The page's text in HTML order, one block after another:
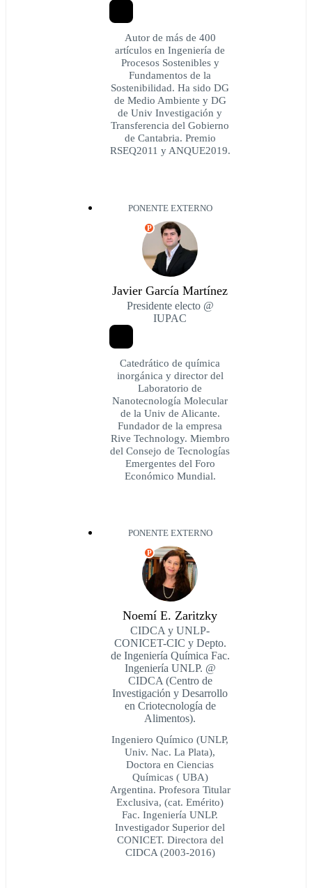
Autor de más de 400
artículos en Ingeniería de
Procesos Sostenibles y
Fundamentos de la
Sostenibilidad. Ha sido DG
de Medio Ambiente y DG
de Univ Investigación y
Transferencia del Gobierno
de Cantabria. Premio
RSEQ2011 y ANQUE2019.
PONENTE EXTERNO
P
Javier García Martínez
Presidente electo @
IUPAC
Catedrático de química
inorgánica y director del
Laboratorio de
Nanotecnología Molecular
de la Univ de Alicante.
Fundador de la empresa
Rive Technology. Miembro
del Consejo de Tecnologías
Emergentes del Foro
Económico Mundial.
PONENTE EXTERNO
P
Noemí E. Zaritzky
CIDCA y UNLP-
CONICET-CIC y Depto.
de Ingeniería Química Fac.
Ingeniería UNLP. @
CIDCA (Centro de
Investigación y Desarrollo
en Criotecnología de
Alimentos).
Ingeniero Químico (UNLP,
Univ. Nac. La Plata),
Doctora en Ciencias
Químicas ( UBA)
Argentina. Profesora Titular
Exclusiva, (cat. Emérito)
Fac. Ingeniería UNLP.
Investigador Superior del
CONICET. Directora del
CIDCA (2003-2016)